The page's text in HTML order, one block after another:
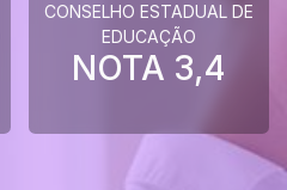
CONSELHO ESTADUAL DE
EDUCAÇÃO
NOTA 3,4